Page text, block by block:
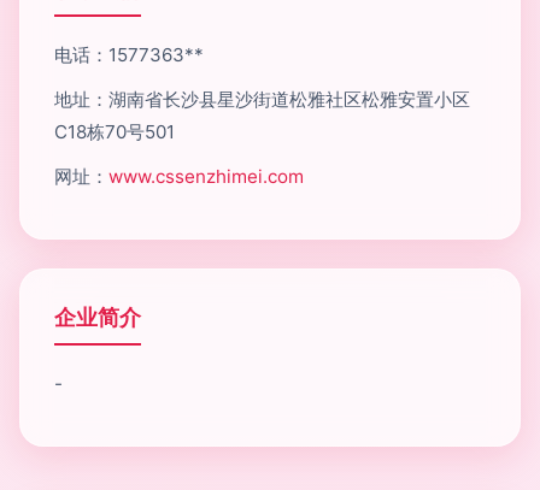
电话：1577363**
地址：湖南省长沙县星沙街道松雅社区松雅安置小区
C18栋70号501
网址： www.cssenzhimei.com
企业简介
-